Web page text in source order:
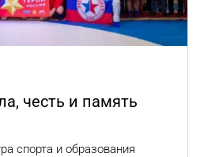
честь и память
спорта и образования